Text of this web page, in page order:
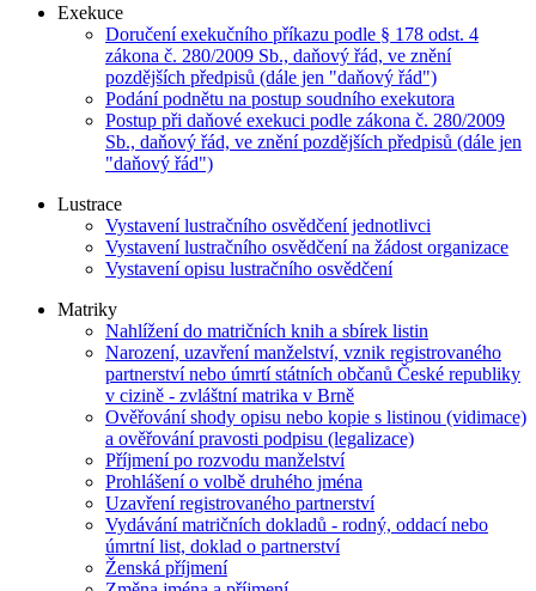
Exekuce
Doručení exekučního příkazu podle § 178 odst. 4
zákona č. 280/2009 Sb., daňový řád, ve znění
pozdějších předpisů (dále jen "daňový řád")
Podání podnětu na postup soudního exekutora
Postup při daňové exekuci podle zákona č. 280/2009
Sb., daňový řád, ve znění pozdějších předpisů (dále jen
"daňový řád")
Lustrace
Vystavení lustračního osvědčení jednotlivci
Vystavení lustračního osvědčení na žádost organizace
Vystavení opisu lustračního osvědčení
Matriky
Nahlížení do matričních knih a sbírek listin
Narození, uzavření manželství, vznik registrovaného
partnerství nebo úmrtí státních občanů České republiky
v cizině - zvláštní matrika v Brně
Ověřování shody opisu nebo kopie s listinou (vidimace)
a ověřování pravosti podpisu (legalizace)
Příjmení po rozvodu manželství
Prohlášení o volbě druhého jména
Uzavření registrovaného partnerství
Vydávání matričních dokladů - rodný, oddací nebo
úmrtní list, doklad o partnerství
Ženská příjmení